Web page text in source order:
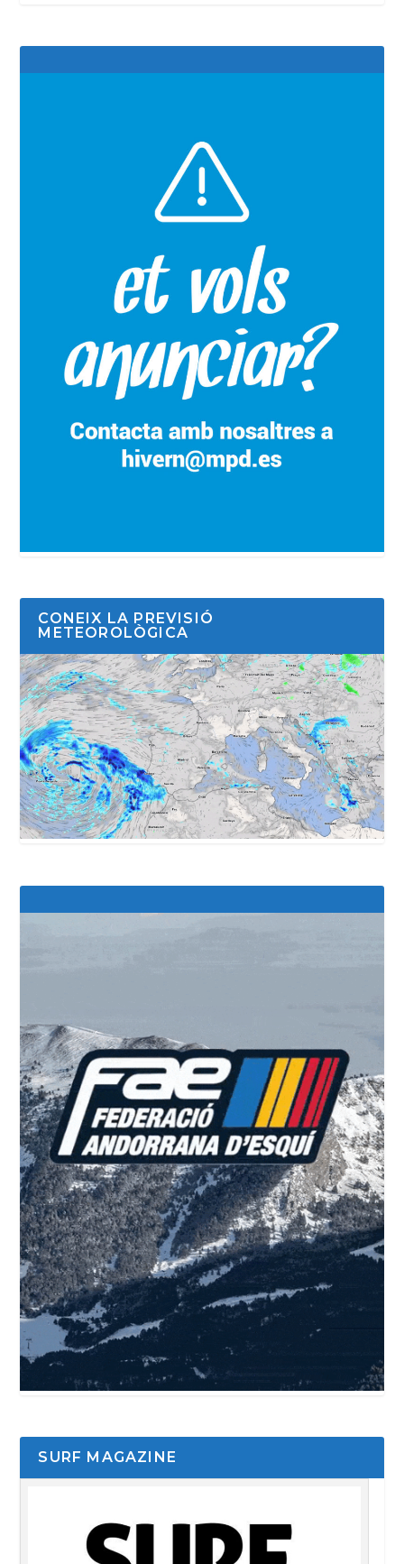
CONEIX LA PREVISIÓ
METEOROLÒGICA
SURF MAGAZINE